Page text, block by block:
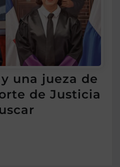
una jueza de
de Justicia